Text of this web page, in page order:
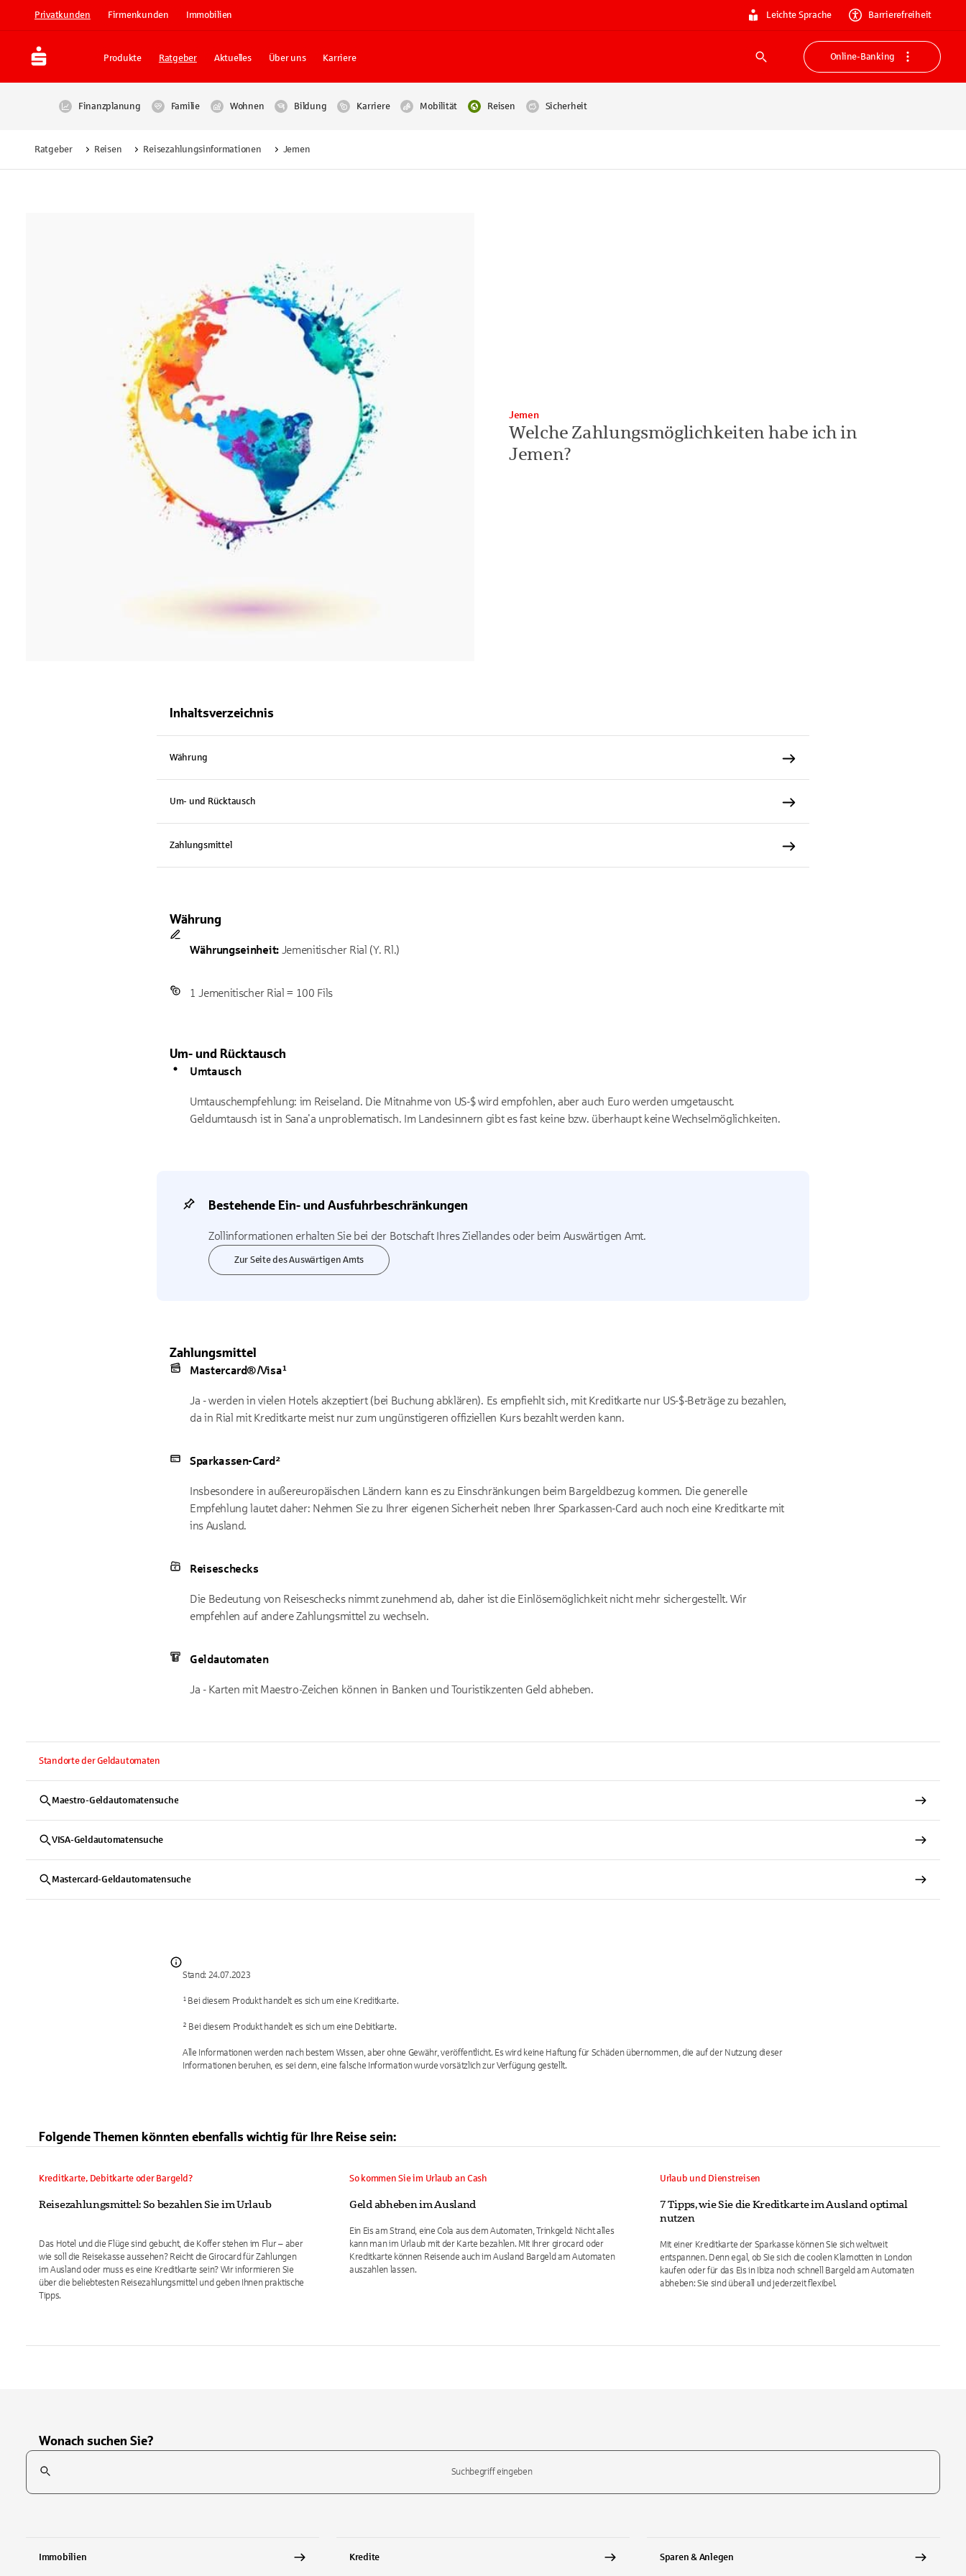
Privatkunden Firmenkunden Immobilien Leichte Sprache Barrierefreiheit
Produkte Ratgeber Aktuelles Über uns Karriere
Suche
Online-Banking
Finanzplanung Familie Wohnen Bildung Karriere Mobilität Reisen Sicherheit
Ratgeber Reisen Reisezahlungsinformationen Jemen
Welche Zahlungsmöglichkeiten habe ich in
Jemen?
Jemen
Inhaltsverzeichnis
Währung
Um- und Rücktausch
Zahlungsmittel
Währung
Währungseinheit:Jemenitischer Rial (Y. Rl.)
1 Jemenitischer Rial = 100 Fils
Um- und Rücktausch
Umtausch
Umtauschempfehlung: im Reiseland. Die Mitnahme von US-$ wird empfohlen, aber auch Euro werden umgetauscht.
Geldumtausch ist in Sana'a unproblematisch. Im Landesinnern gibt es fast keine bzw. überhaupt keine Wechselmöglichkeiten.
Bestehende Ein- und Ausfuhrbeschränkungen
Zollinformationen erhalten Sie bei der Botschaft Ihres Ziellandes oder beim Auswärtigen Amt.
Zur Seite des Auswärtigen Amts
Zahlungsmittel
Mastercard®/Visa¹
Ja - werden in vielen Hotels akzeptiert (bei Buchung abklären). Es empfiehlt sich, mit Kreditkarte nur US-$-Beträge zu bezahlen,
da in Rial mit Kreditkarte meist nur zum ungünstigeren offiziellen Kurs bezahlt werden kann.
Sparkassen-Card²
Insbesondere in außereuropäischen Ländern kann es zu Einschränkungen beim Bargeldbezug kommen. Die generelle
Empfehlung lautet daher: Nehmen Sie zu Ihrer eigenen Sicherheit neben Ihrer Sparkassen-Card auch noch eine Kreditkarte mit
ins Ausland.
Reiseschecks
Die Bedeutung von Reiseschecks nimmt zunehmend ab, daher ist die Einlösemöglichkeit nicht mehr sichergestellt. Wir
empfehlen auf andere Zahlungsmittel zu wechseln.
Geldautomaten
Ja - Karten mit Maestro-Zeichen können in Banken und Touristikzenten Geld abheben.
Standorte der Geldautomaten
Maestro-Geldautomatensuche
VISA-Geldautomatensuche
Mastercard-Geldautomatensuche
Stand: 24.07.2023
¹ Bei diesem Produkt handelt es sich um eine Kreditkarte.
² Bei diesem Produkt handelt es sich um eine Debitkarte.
Alle Informationen werden nach bestem Wissen, aber ohne Gewähr, veröffentlicht. Es wird keine Haftung für Schäden übernommen, die auf der Nutzung dieser
Informationen beruhen, es sei denn, eine falsche Information wurde vorsätzlich zur Verfügung gestellt.
Folgende Themen könnten ebenfalls wichtig für Ihre Reise sein:
Kreditkarte, Debitkarte oder Bargeld?
Reisezahlungsmittel: So bezahlen Sie im Urlaub
Das Hotel und die Flüge sind gebucht, die Koffer stehen im Flur – aber
wie soll die Reisekasse aussehen? Reicht die Girocard für Zahlungen
im Ausland oder muss es eine Kreditkarte sein? Wir informieren Sie
über die beliebtesten Reisezahlungsmittel und geben Ihnen praktische
Tipps.
So kommen Sie im Urlaub an Cash
Geld abheben im Ausland
Ein Eis am Strand, eine Cola aus dem Automaten, Trinkgeld: Nicht alles
kann man im Urlaub mit der Karte bezahlen. Mit Ihrer girocard oder
Kreditkarte können Reisende auch im Ausland Bargeld am Automaten
auszahlen lassen.
Urlaub und Dienstreisen
7 Tipps, wie Sie die Kreditkarte im Ausland optimal
nutzen
Mit einer Kreditkarte der Sparkasse können Sie sich weltweit
entspannen. Denn egal, ob Sie sich die coolen Klamotten in London
kaufen oder für das Eis in Ibiza noch schnell Bargeld am Automaten
abheben: Sie sind überall und jederzeit flexibel.
Wonach suchen Sie?
Suchfeld
Immobilien Kredite Sparen & Anlegen